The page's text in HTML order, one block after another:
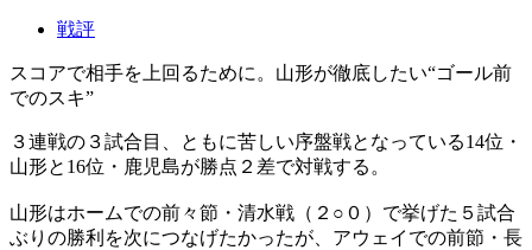
戦評
スコアで相手を上回るために。山形が徹底したい“ゴール前
でのスキ”
３連戦の３試合目、ともに苦しい序盤戦となっている14位・
山形と16位・鹿児島が勝点２差で対戦する。
山形はホームでの前々節・清水戦（２○０）で挙げた５試合
ぶりの勝利を次につなげたかったが、アウェイでの前節・長